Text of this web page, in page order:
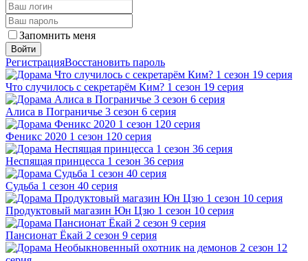
Запомнить меня
Войти
РегистрацияВосстановить пароль
Что случилось с секретарём Ким? 1 сезон 19 серия
Алиса в Пограничье 3 сезон 6 серия
Феникс 2020 1 сезон 120 серия
Неспящая принцесса 1 сезон 36 серия
Судьба 1 сезон 40 серия
Продуктовый магазин Юн Цзю 1 сезон 10 серия
Пансионат Ёкай 2 сезон 9 серия